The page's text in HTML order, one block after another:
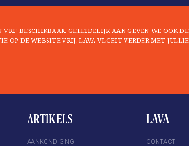
BESCHIKBAAR. GELEIDELIJK AAN GEVEN WE OOK DE
OP DE WEBSITE VRIJ. LAVA VLOEIT VERDER MET JULLIE
ARTIKELS
AANKONDIGING
LAVA
CONTACT